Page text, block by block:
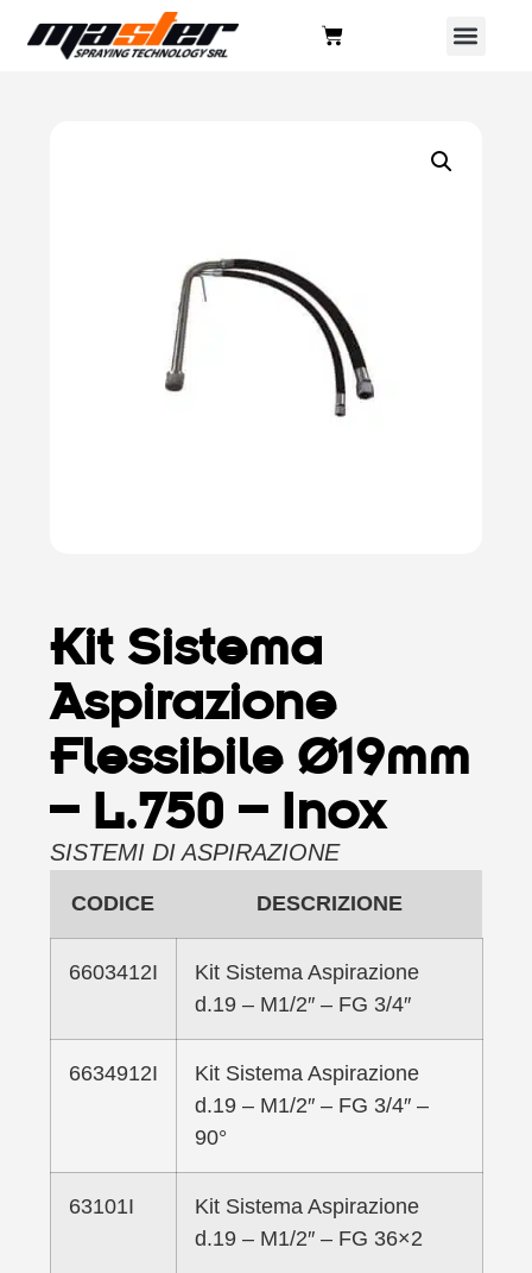
Kit Sistema
Aspirazione
Flessibile Ø19mm
– L.750 – Inox
SISTEMI DI ASPIRAZIONE
CODICE DESCRIZIONE
6603412I
Kit Sistema Aspirazione
d.19 – M1/2″ – FG 3/4″
6634912I
Kit Sistema Aspirazione
d.19 – M1/2″ – FG 3/4″ –
90°
63101I
Kit Sistema Aspirazione
d.19 – M1/2″ – FG 36×2